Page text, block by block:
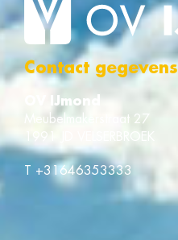
Contact gegevens
OV IJmond
Meubelmakerstraat 27
1991 JD VELSERBROEK
T +31646353333